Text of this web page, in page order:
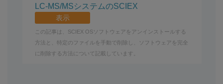
LC-MS/MSシステムのSCIEX
表示
この記事は、SCIEX OSソフトウェアをアンインストールする
方法と、特定のファイルを手動で削除し、ソフトウェアを完全
に削除する方法について記載しています。